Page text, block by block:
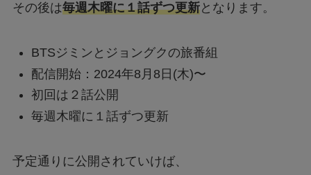
その後は毎週木曜に１話ずつ更新となります。
BTSジミンとジョングクの旅番組
配信開始：2024年8月8日(木)〜
初回は２話公開
毎週木曜に１話ずつ更新
予定通りに公開されていけば、